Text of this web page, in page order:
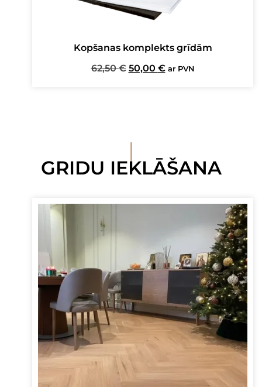
Kopšanas komplekts grīdām
62,50€ Original
50,00 €Current
ar PVN
I
GRIDU IEKLĀŠANA